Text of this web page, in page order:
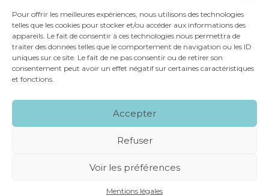
Pour offrir les meilleures expériences, nous utilisons des technologies
telles que les cookies pour stocker et/ou accéder aux informations des
appareils. Le fait de consentir à ces technologies nous permettra de
traiter des données telles que le comportement de navigation ou les ID
uniques sur ce site. Le fait de ne pas consentir ou de retirer son
consentement peut avoir un effet négatif sur certaines caractéristiques
et fonctions.
Accepter
Refuser
Voir les préférences
Mentions légales
FaceBook
TwitterLinkedIn
Footer
NOS SERVICES
NOS SPÉCIALITÉS
RECRUTEMENT CONTACT
MENTIONS LÉGALES PLAN DU SITE
CONCEPTION ET RÉALISATION CLASSE 7